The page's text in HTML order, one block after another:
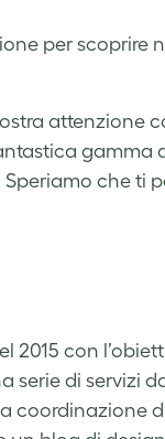
per scoprire
attenzione
gamma
Speriamo che ti
2015 con
serie di servizi
coordinazione